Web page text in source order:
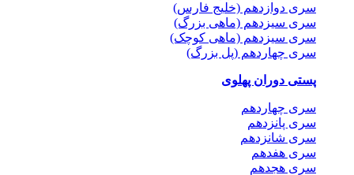
سری دوازدهم (خلیج فارس)
سری سیزدهم (ماهی بزرگ)
سری سیزدهم (ماهی کوچک)
سری چهاردهم (پل بزرگ)
پستی دوران پهلوی
سری چهاردهم
سری پانزدهم
سری شانزدهم
سری هفدهم
سری هجدهم